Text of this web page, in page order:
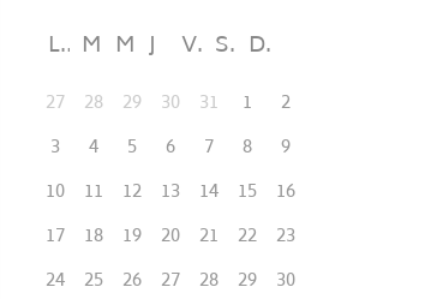
L M MJ V S D
27 28 29 30 31 1
2
3
4 5 6 7 8
9
10
11 12 13 14 15
16
17
18 19 20 21 22
23
24
25 26 27 28 29
30